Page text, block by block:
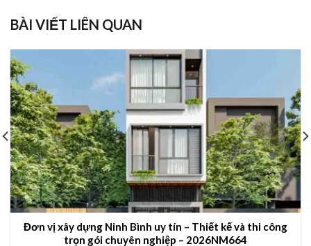
BÀI VIẾT LIÊN QUAN
Đơn vị xây dựng Ninh Bình uy tín – Thiết kế và thi công
trọn gói chuyên nghiệp – 2026NM664